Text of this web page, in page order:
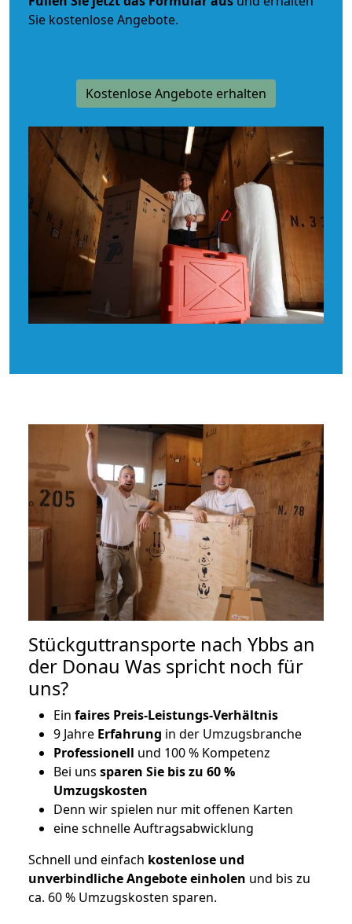
Sie kostenlose Angebote.
Kostenlose Angebote erhalten
Stückguttransporte nach Ybbs an
der Donau Was spricht noch für
uns?
Ein faires Preis-Leistungs-Verhältnis
9 Jahre Erfahrung in der Umzugsbranche
Professionell und 100 % Kompetenz
Bei uns sparen Sie bis zu 60 %
Umzugskosten
Denn wir spielen nur mit offenen Karten
eine schnelle Auftragsabwicklung
Schnell und einfach kostenlose und
unverbindliche Angebote einholen und bis zu
ca. 60 % Umzugskosten sparen.